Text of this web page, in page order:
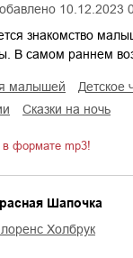
10.12.2023
знакомство
В самом раннем
малышей детское
сказки на ночь
в формате mp3!
Шапочка
Холбрук